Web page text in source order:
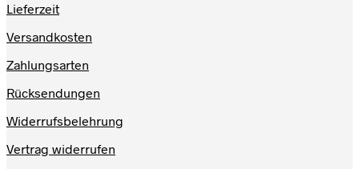
Lieferzeit
Versandkosten
Zahlungsarten
Rücksendungen
Widerrufsbelehrung
Vertrag widerrufen